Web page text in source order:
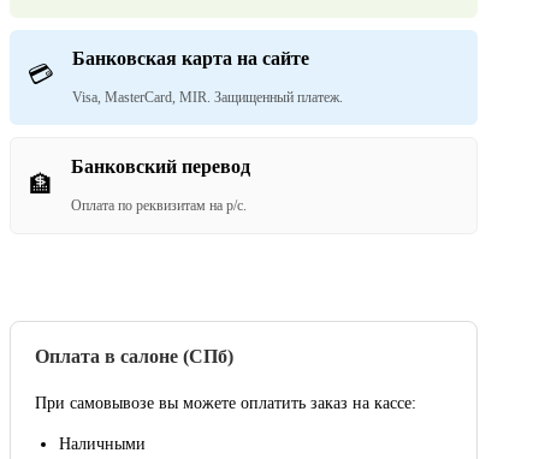
💳
Банковская карта на сайте
Visa, MasterCard, MIR. Защищенный платеж.
🏦
Банковский перевод
Оплата по реквизитам на р/с.
Оплата в салоне (СПб)
При самовывозе вы можете оплатить заказ на кассе:
Наличными